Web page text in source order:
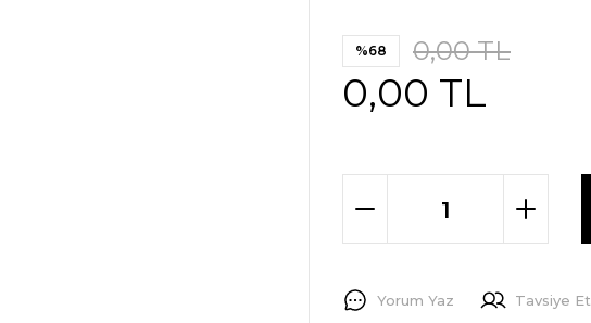
%68 0,00 TL
0,00 TL
Yorum Yaz Tavsiye Et